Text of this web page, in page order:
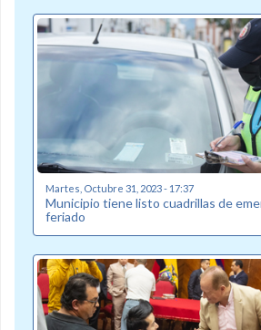
Martes, Octubre 31, 2023 - 17:37
Municipio tiene listo cuadrillas de
feriado